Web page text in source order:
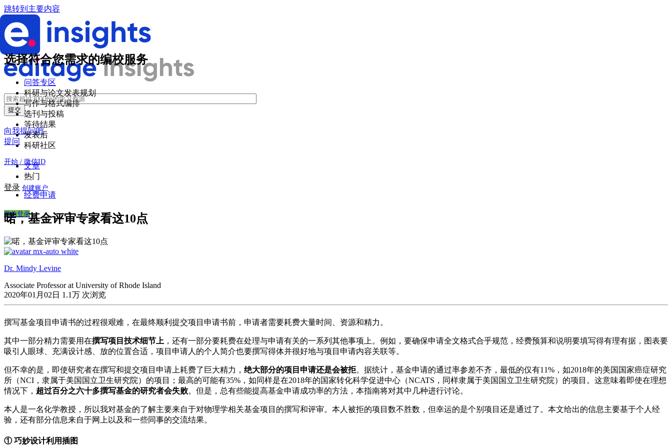
跳转到主要内容
向我提问吧
提问
开始 / 微信ID
登录 创建账户
微信登录
选择符合您需求的编校服务
问答专区
科研与论文发表规划
写作与格式编排
选刊与投稿
等待结果
发表后
科研社区
文章
热门
经费申请
喏，基金评审专家看这10点
Dr. Mindy Levine
Associate Professor at University of Rhode Island
2020年01月02日 1.1万 次浏览
撰写基金项目申请书的过程很艰难，在最终顺利提交项目申请书前，申请者需要耗费大量时间、资源和精力。
其中一部分精力需要用在撰写项目技术细节上 ，还有一部分要耗费在处理与申请有关的一系列其他事项上。例如，要确保申请全文格式合乎规范，经费预算和说明要填写得有理有据，图表要
吸引人眼球、充满设计感、放的位置合适，项目申请人的个人简介也要撰写得体并很好地与项目申请内容关联等。
但不幸的是，即使研究者在撰写和提交项目申请上耗费了巨大精力， 绝大部分的项目申请还是会被拒。据统计，基金申请的通过率参差不齐，最低的仅有11%，如2018年的美国国家癌症研究
所（NCI，隶属于美国国立卫生研究院）的项目；最高的可能有35%，如同样是在2018年的国家转化科学促进中心（NCATS，同样隶属于美国国立卫生研究院）的项目。这意味着即使在理想
情况下， 超过百分之六十多撰写基金的研究者会失败。但是，总有些能提高基金申请成功率的方法，本指南将对其中几种进行讨论。
本人是一名化学教授，所以我对基金的了解主要来自于对物理学相关基金项目的撰写和评审。本人被拒的项目数不胜数，但幸运的是个别项目还是通过了。本文给出的信息主要基于个人经
验，还有部分信息来自于网上以及和一些同事的交流结果。
① 巧妙设计利用插图